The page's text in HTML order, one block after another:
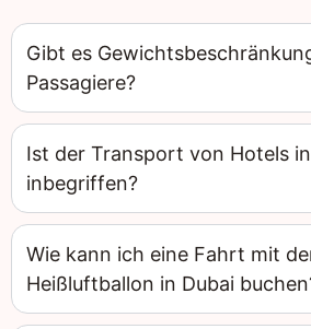
Gibt es
Passagiere?
Ist der Transport von Hotels
inbegriffen?
Wie kann ich eine Fahrt mit
Heißluftballon in Dubai